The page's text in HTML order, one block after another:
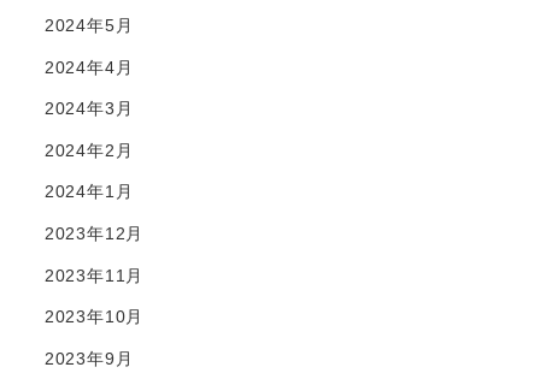
2024年5月
2024年4月
2024年3月
2024年2月
2024年1月
2023年12月
2023年11月
2023年10月
2023年9月